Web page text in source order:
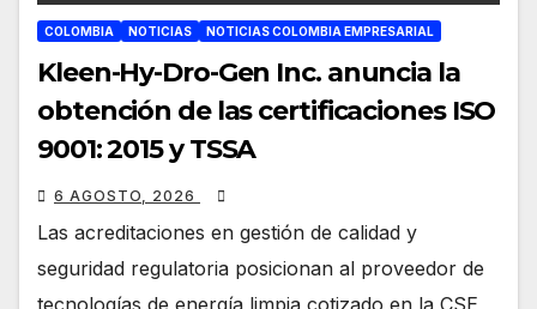
COLOMBIA NOTICIAS NOTICIAS COLOMBIA EMPRESARIAL
Kleen-Hy-Dro-Gen Inc. anuncia la
obtención de las certificaciones ISO
9001: 2015 y TSSA
6 AGOSTO, 2026
Las acreditaciones en gestión de calidad y
seguridad regulatoria posicionan al proveedor de
tecnologías de energía limpia cotizado en la CSE